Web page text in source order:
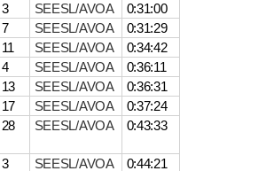
3 SEESL/AVOA
0:31:00
7 SEESL/AVOA
0:31:29
11 SEESL/AVOA
0:34:42
4 SEESL/AVOA
0:36:11
13 SEESL/AVOA
0:36:31
17 SEESL/AVOA
0:37:24
28 SEESL/AVOA 0:43:33
3 SEESL/AVOA
0:44:21